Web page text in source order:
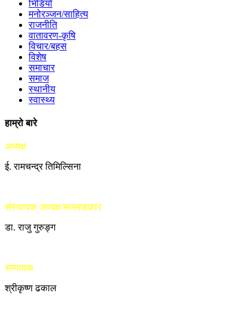
भिडियो
मनोरञ्जन/साहित्य
राजनीति
वातावरण-कृषि
विचार/बहस
विशेष
समाचार
समाज
स्थानीय
स्वास्थ्य
हाम्रो बारे
अध्यक्ष
ई. रामचन्द्र तिमिल्सिना
संस्थापक अध्यक्ष/सल्लाहकार
डा. राजु गुरुङ्ग
सम्पादक
श्रीकृष्ण ढकाल